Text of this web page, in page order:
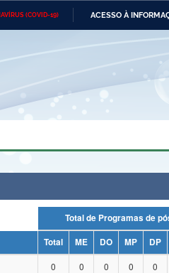
(COVID-19) ACESSO À
Ministério das Relações
Banco Central do Brasil
Total
Total ME DO MP DP
0 0 0 0 0